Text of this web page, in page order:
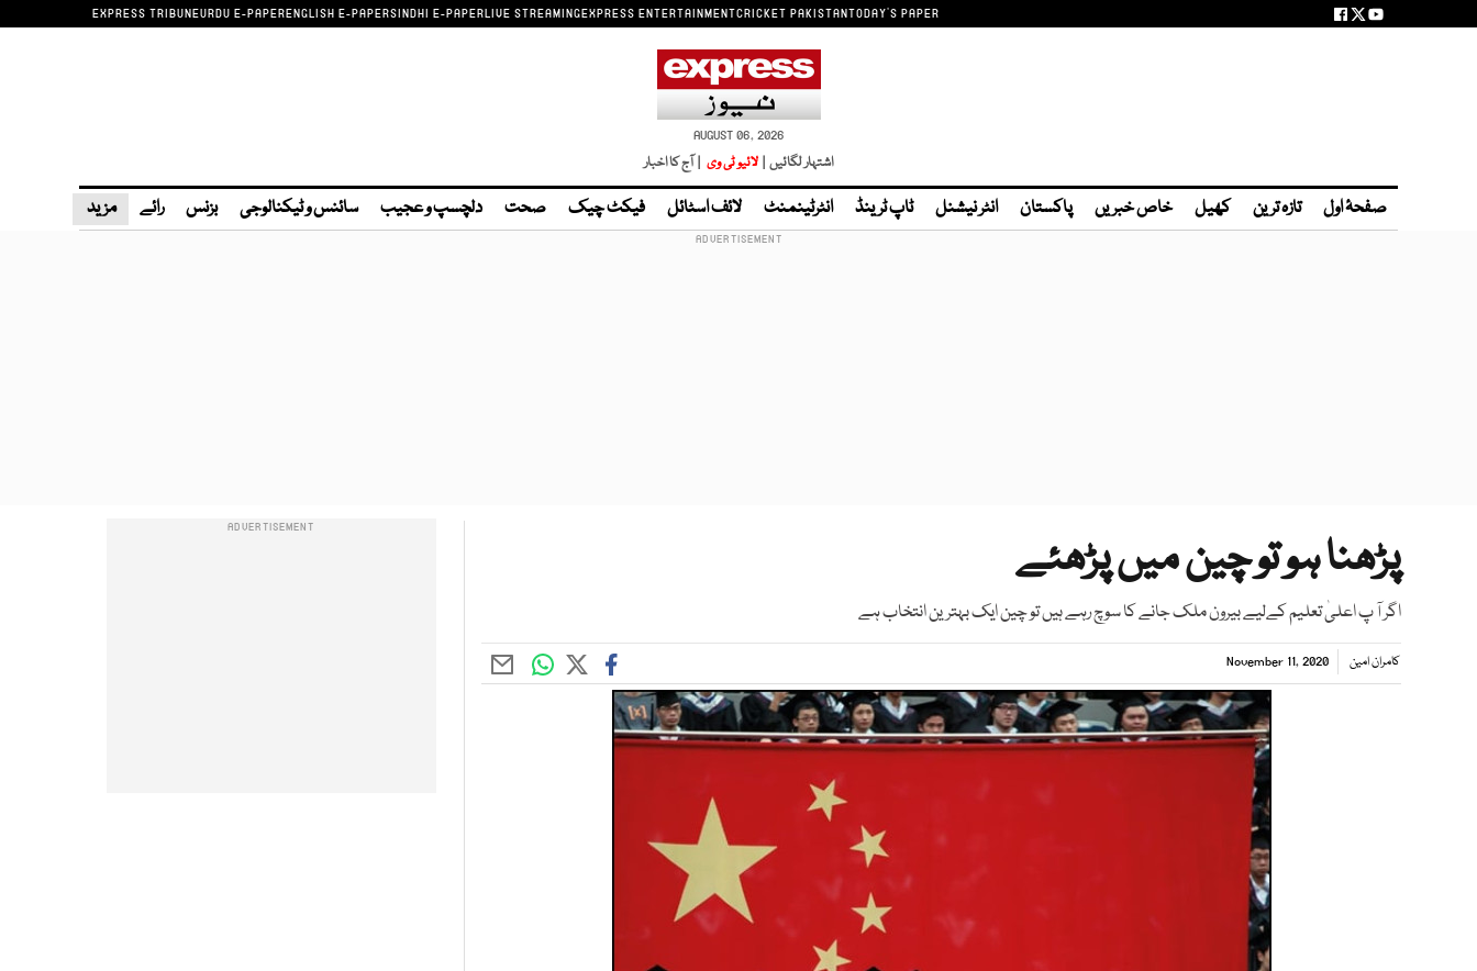
EXPRESS TRIBUNEURDU E-PAPERENGLISH E-PAPERSINDHI E-PAPERLIVE STREAMINGEXPRESS ENTERTAINMENTCRICKET PAKISTANTODAY'S PAPER
AUGUST 06, 2026
اشتہار لگائیں | لائیو ٹی وی | آج کا اخبار
صفحۂ اول تازہ ترین کھیل خاص خبریں پاکستان انٹر نیشنل ٹاپ ٹرینڈ انٹرٹینمنٹ لائف اسٹائل فیکٹ چیک صحت دلچسپ و عجیب سائنس و ٹیکنالوجی بزنس رائے مزید
پڑھنا ہو تو چین میں پڑھئے
اگر آ پ اعلیٰ تعلیم کےلیے بیرون ملک جانے کا سوچ رہے ہیں تو چین ایک بہترین انتخاب ہے
کامران امین November 11, 2020